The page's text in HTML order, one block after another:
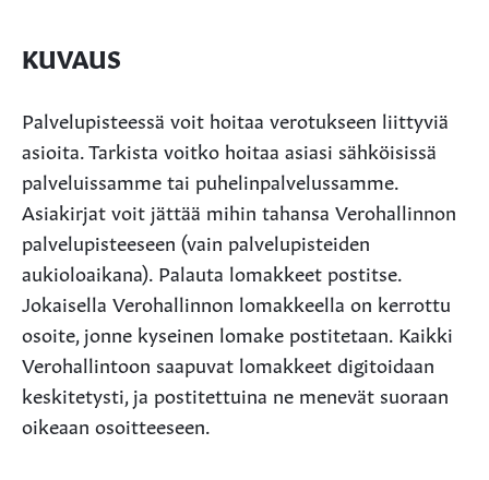
KUVAUS
Palvelupisteessä voit hoitaa verotukseen liittyviä
asioita. Tarkista voitko hoitaa asiasi sähköisissä
palveluissamme tai puhelinpalvelussamme.
Asiakirjat voit jättää mihin tahansa Verohallinnon
palvelupisteeseen (vain palvelupisteiden
aukioloaikana). Palauta lomakkeet postitse.
Jokaisella Verohallinnon lomakkeella on kerrottu
osoite, jonne kyseinen lomake postitetaan. Kaikki
Verohallintoon saapuvat lomakkeet digitoidaan
keskitetysti, ja postitettuina ne menevät suoraan
oikeaan osoitteeseen.